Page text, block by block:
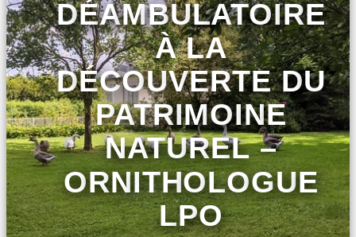
DÉAMBULATOIRE
À LA
DÉCOUVERTE DU
PATRIMOINE
NATUREL –
ORNITHOLOGUE
LPO